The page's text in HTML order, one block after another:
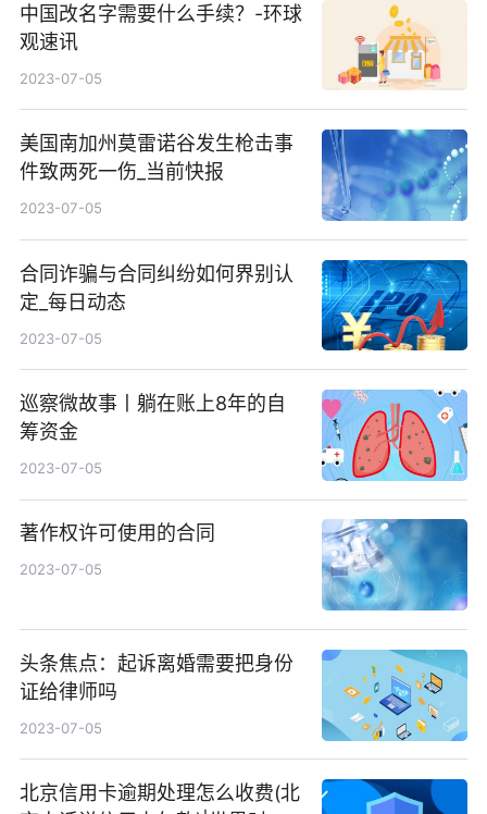
中国改名字需要什么手续？-环球
观速讯
2023-07-05
美国南加州莫雷诺谷发生枪击事
件致两死一伤_当前快报
2023-07-05
合同诈骗与合同纠纷如何界别认
定_每日动态
2023-07-05
巡察微故事丨躺在账上8年的自
筹资金
2023-07-05
著作权许可使用的合同
2023-07-05
头条焦点：起诉离婚需要把身份
证给律师吗
2023-07-05
北京信用卡逾期处理怎么收费(北